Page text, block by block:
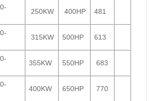
250KW 400HP 481
315KW 500HP 613
355KW 550HP 683
400KW 650HP 770